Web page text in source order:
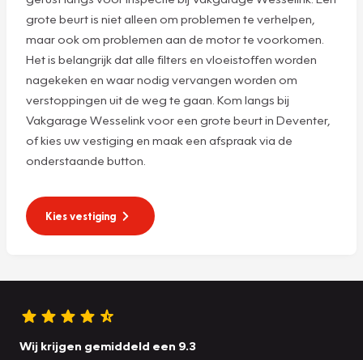
grote beurt is niet alleen om problemen te verhelpen,
maar ook om problemen aan de motor te voorkomen.
Het is belangrijk dat alle filters en vloeistoffen worden
nagekeken en waar nodig vervangen worden om
verstoppingen uit de weg te gaan. Kom langs bij
Vakgarage Wesselink voor een grote beurt in Deventer,
of kies uw vestiging en maak een afspraak via de
onderstaande button.
Kies vestiging
Wij krijgen gemiddeld een 9.3